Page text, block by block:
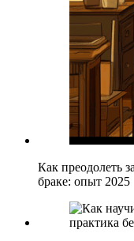
Как преодолеть
браке: опыт 2025